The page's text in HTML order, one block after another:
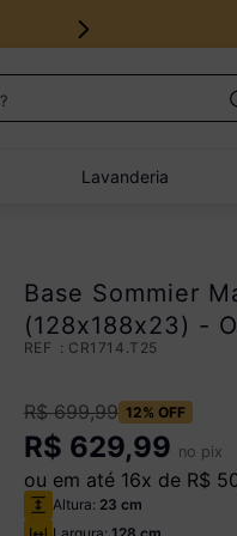
Lavanderia
Base Sommier
(128x188x23) -
: CR1714.T25
R$ 699,99 12% OFF
R$ 629,99 no pix
ou em até 16x de R$
Altura: 23 cm